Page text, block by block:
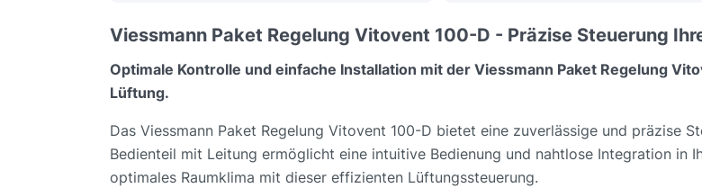
Viessmann Paket Regelung Vitovent 100-D - Präzise Steuerung
Optimale Kontrolle und einfache Installation mit der Viessmann Paket Regelung
Lüftung.
Das Viessmann Paket Regelung Vitovent 100-D bietet eine zuverlässige und präzise
Bedienteil mit Leitung ermöglicht eine intuitive Bedienung und nahtlose Integration in
optimales Raumklima mit dieser effizienten Lüftungssteuerung.